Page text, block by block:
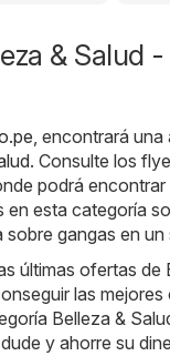
& Salud
, encontrará
. Consulte los
podrá
en esta categoría
gangas en un
últimas ofertas
las
Belleza &
y ahorre su